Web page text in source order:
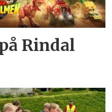
Rindal